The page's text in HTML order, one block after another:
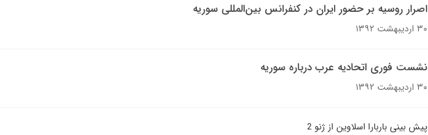
اصرار روسیه بر حضور ایران در کنفرانس بین‌المللی سوریه
۳۰ اردیبهشت ۱۳۹۲
نشست فوری اتحادیه عرب درباره سوریه
۳۰ اردیبهشت ۱۳۹۲
پیش بینی باربارا اسلاوین از ژنو 2